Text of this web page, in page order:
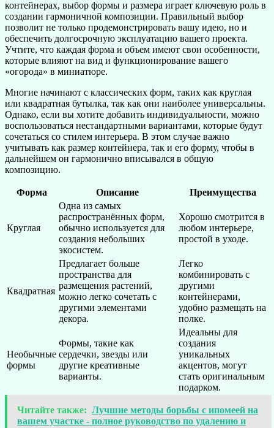
контейнерах, выбор формы и размера играет ключевую роль в
создании гармоничной композиции. Правильный выбор
позволит не только продемонстрировать вашу идею, но и
обеспечить долгосрочную эксплуатацию вашего проекта.
Учтите, что каждая форма и объем имеют свои особенности,
которые влияют на вид и функционирование вашего
«огорода» в миниатюре.
Многие начинают с классических форм, таких как круглая
или квадратная бутылка, так как они наиболее универсальны.
Однако, если вы хотите добавить индивидуальности, можно
воспользоваться нестандартными вариантами, которые будут
сочетаться со стилем интерьера. В этом случае важно
учитывать как размер контейнера, так и его форму, чтобы в
дальнейшем он гармонично вписывался в общую
композицию.
Форма Описание Преимущества
Круглая
Одна из самых
распространённых форм,
обычно используется для
создания небольших
экосистем.
Хорошо смотрится в
любом интерьере,
простой в уходе.
Квадратная
Предлагает больше
пространства для
размещения растений,
можно легко сочетать с
другими элементами
декора.
Легко
комбинировать с
другими
контейнерами,
удобно размещать на
полке.
Необычные
формы
Формы, такие как
сердечки, звезды или
другие креативные
варианты.
Идеальны для
создания
уникальных
акцентов, могут
стать оригинальным
подарком.
Читайте также: Лучшие методы борьбы с ипомеей на
вашем участке - полное руководство по удалению и